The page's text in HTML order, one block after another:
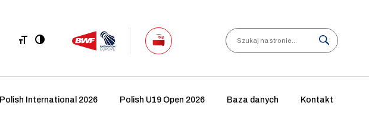
Search
Polish International 2026 Polish U19 Open 2026 Baza danych Kontakt